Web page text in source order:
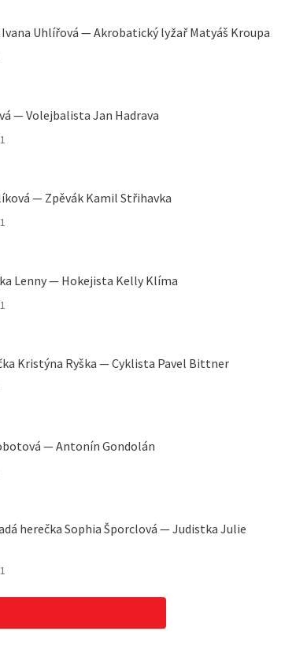
Uhlířová — Akrobatický lyžař Matyáš Kroupa
— Volejbalista Jan Hadrava
— Zpěvák Kamil Střihavka
Lenny — Hokejista Kelly Klíma
Kristýna Ryška — Cyklista Pavel Bittner
— Antonín Gondolán
herečka Sophia Šporclová — Judistka Julie